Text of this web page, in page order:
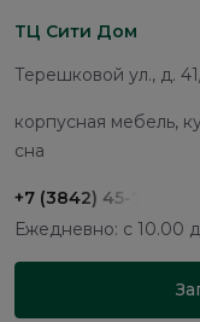
ТЦ Сити Дом
Терешковой ул., д.
корпусная мебель,
сна
+7 (3842) 45-70-74
Ежедневно: с 10.00